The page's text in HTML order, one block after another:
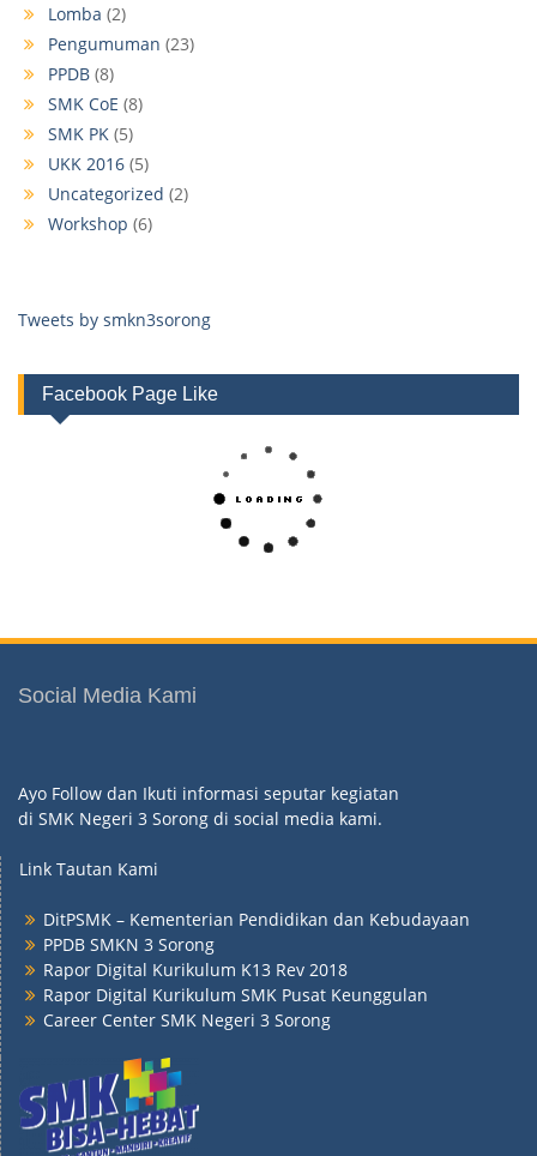
Lomba (2)
Pengumuman (23)
PPDB (8)
SMK CoE (8)
SMK PK (5)
UKK 2016 (5)
Uncategorized (2)
Workshop (6)
Tweets by smkn3sorong
Facebook Page Like
Social Media Kami
Ayo Follow dan Ikuti informasi seputar kegiatan
di SMK Negeri 3 Sorong di social media kami.
Link Tautan Kami
DitPSMK – Kementerian Pendidikan dan Kebudayaan
PPDB SMKN 3 Sorong
Rapor Digital Kurikulum K13 Rev 2018
Rapor Digital Kurikulum SMK Pusat Keunggulan
Career Center SMK Negeri 3 Sorong